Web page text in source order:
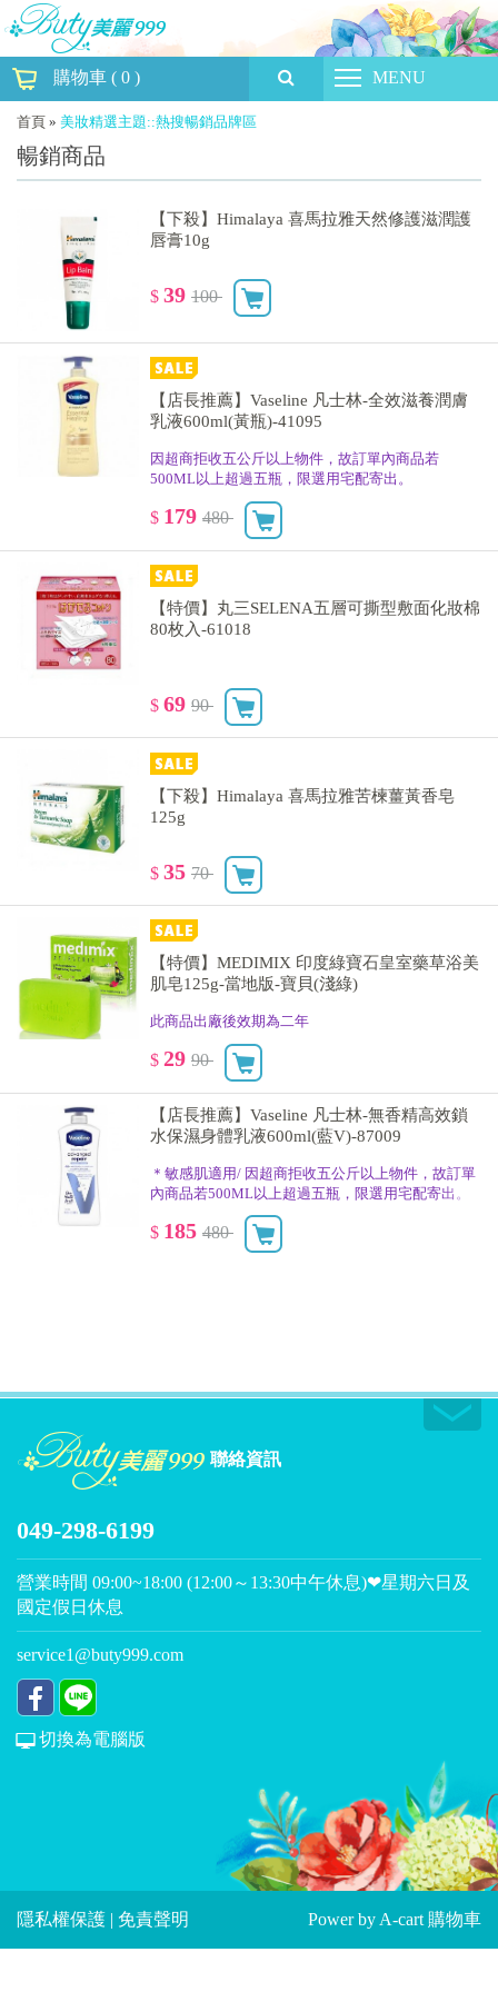
購物車 ( 0 ) MENU
首頁 » 美妝精選主題::熱搜暢銷品牌區
暢銷商品
【下殺】Himalaya 喜馬拉雅天然修護滋潤護
唇膏10g
$ 39 100
【店長推薦】Vaseline 凡士林-全效滋養潤膚
乳液600ml(黃瓶)-41095
因超商拒收五公斤以上物件，故訂單內商品若
500ML以上超過五瓶，限選用宅配寄出。
$ 179 480
【特價】丸三SELENA五層可撕型敷面化妝棉
80枚入-61018
$ 69 90
【下殺】Himalaya 喜馬拉雅苦楝薑黃香皂
125g
$ 35 70
【特價】MEDIMIX 印度綠寶石皇室藥草浴美
肌皂125g-當地版-寶貝(淺綠)
此商品出廠後效期為二年
$ 29 90
【店長推薦】Vaseline 凡士林-無香精高效鎖
水保濕身體乳液600ml(藍V)-87009
＊敏感肌適用/ 因超商拒收五公斤以上物件，故訂單
內商品若500ML以上超過五瓶，限選用宅配寄出。
$ 185 480
聯絡資訊
049-298-6199
營業時間 09:00~18:00 (12:00～13:30中午休息)❤星期六日及
國定假日休息
service1@buty999.com
切換為電腦版
隱私權保護 | 免責聲明 Power by A-cart 購物車